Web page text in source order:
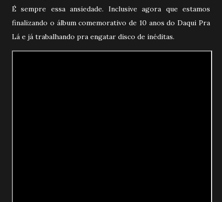
É sempre essa ansiedade. Inclusive agora que estamos
finalizando o álbum comemorativo de 10 anos do Daqui Pra
Lá e já trabalhando pra engatar disco de inéditas.